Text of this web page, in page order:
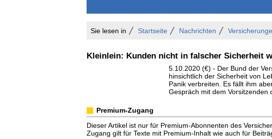
Sie lesen in Startseite Nachrichten
Kleinlein: Kunden nicht in falscher Sicherheit
5.10.2020 (€) - Der Bund der
hinsichtlich der Sicherheit von
Panik verbreiten. Es fällt ihm
Gespräch mit dem Vorsitzenden
Premium-Zugang
Dieser Artikel ist nur für Premium-Abonnenten des
Zugang gilt für Texte mit Premium-Inhalt wie auch für